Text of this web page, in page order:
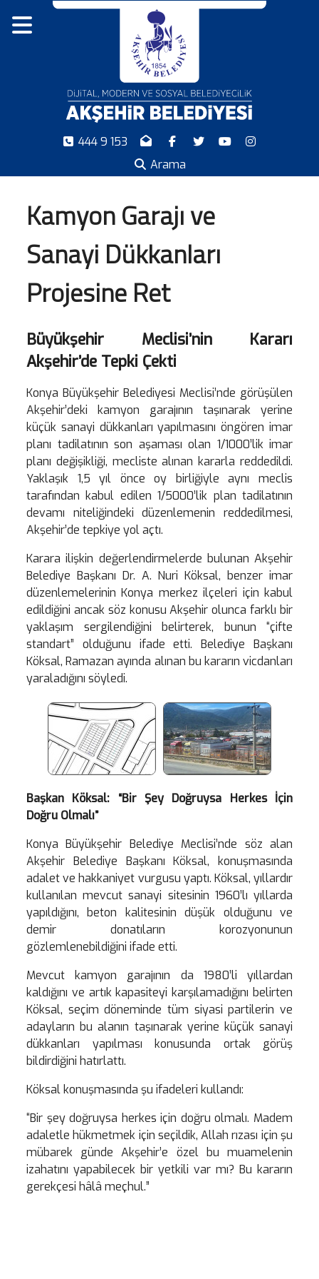
444 9 153
Arama
Kamyon Garajı ve
Sanayi Dükkanları
Projesine Ret
Büyükşehir Meclisi’nin Kararı
Akşehir’de Tepki Çekti
Konya Büyükşehir Belediyesi Meclisi’nde görüşülen
Akşehir’deki kamyon garajının taşınarak yerine
küçük sanayi dükkanları yapılmasını öngören imar
planı tadilatının son aşaması olan 1/1000’lik imar
planı değişikliği, mecliste alınan kararla reddedildi.
Yaklaşık 1,5 yıl önce oy birliğiyle aynı meclis
tarafından kabul edilen 1/5000’lik plan tadilatının
devamı niteliğindeki düzenlemenin reddedilmesi,
Akşehir’de tepkiye yol açtı.
Karara ilişkin değerlendirmelerde bulunan Akşehir
Belediye Başkanı Dr. A. Nuri Köksal, benzer imar
düzenlemelerinin Konya merkez ilçeleri için kabul
edildiğini ancak söz konusu Akşehir olunca farklı bir
yaklaşım sergilendiğini belirterek, bunun “çifte
standart” olduğunu ifade etti. Belediye Başkanı
Köksal, Ramazan ayında alınan bu kararın vicdanları
yaraladığını söyledi.
Başkan Köksal: “Bir Şey Doğruysa Herkes İçin
Doğru Olmalı”
Konya Büyükşehir Belediye Meclisi’nde söz alan
Akşehir Belediye Başkanı Köksal, konuşmasında
adalet ve hakkaniyet vurgusu yaptı. Köksal, yıllardır
kullanılan mevcut sanayi sitesinin 1960’lı yıllarda
yapıldığını, beton kalitesinin düşük olduğunu ve
demir donatıların korozyonunun
gözlemlenebildiğini ifade etti.
Mevcut kamyon garajının da 1980’li yıllardan
kaldığını ve artık kapasiteyi karşılamadığını belirten
Köksal, seçim döneminde tüm siyasi partilerin ve
adayların bu alanın taşınarak yerine küçük sanayi
dükkanları yapılması konusunda ortak görüş
bildirdiğini hatırlattı.
Köksal konuşmasında şu ifadeleri kullandı:
“Bir şey doğruysa herkes için doğru olmalı. Madem
adaletle hükmetmek için seçildik, Allah rızası için şu
mübarek günde Akşehir’e özel bu muamelenin
izahatını yapabilecek bir yetkili var mı? Bu kararın
gerekçesi hâlâ meçhul.”